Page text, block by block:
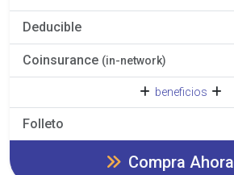
Deducible
Coinsurance (in-network)
beneficios
Folleto
Compra Ahora